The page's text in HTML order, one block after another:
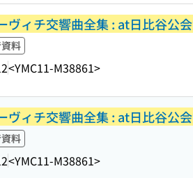
ヴィチ交響曲全集 : at日比谷公
料
<YMC11-M38861>
ヴィチ交響曲全集 : at日比谷公
料
<YMC11-M38861>